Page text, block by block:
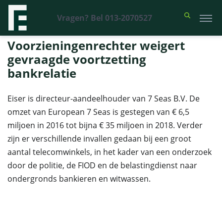
Vragen? Bel 013-2070527
Financieel Recht Advocaten >Uitspraken>Voorzieningenrechter
weigert gevraagde voortzetting bankrelatie
Voorzieningenrechter weigert
gevraagde voortzetting
bankrelatie
Eiser is directeur-aandeelhouder van 7 Seas B.V. De
omzet van European 7 Seas is gestegen van € 6,5
miljoen in 2016 tot bijna € 35 miljoen in 2018. Verder
zijn er verschillende invallen gedaan bij een groot
aantal telecomwinkels, in het kader van een onderzoek
door de politie, de FIOD en de belastingdienst naar
ondergronds bankieren en witwassen.